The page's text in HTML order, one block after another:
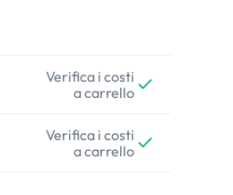
Verifica i costi
a carrello
Verifica i costi
a carrello